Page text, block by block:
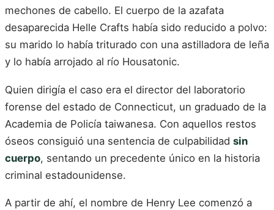
mechones de cabello. El cuerpo de la azafata
desaparecida Helle Crafts había sido reducido a polvo:
su marido lo había triturado con una astilladora de leña
y lo había arrojado al río Housatonic.
Quien dirigía el caso era el director del laboratorio
forense del estado de Connecticut, un graduado de la
Academia de Policía taiwanesa. Con aquellos restos
óseos consiguió una sentencia de culpabilidad sin
cuerpo, sentando un precedente único en la historia
criminal estadounidense.
A partir de ahí, el nombre de Henry Lee comenzó a